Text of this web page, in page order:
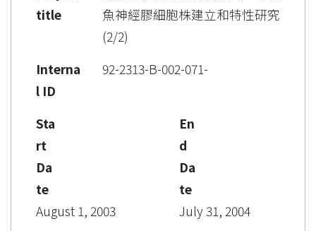
title
魚神經膠細胞株建立和特性研究
(2/2)
Interna
l ID
92-2313-B-002-071-
Sta
rt
Da
te
August 1, 2003
En
d
Da
te
July 31, 2004